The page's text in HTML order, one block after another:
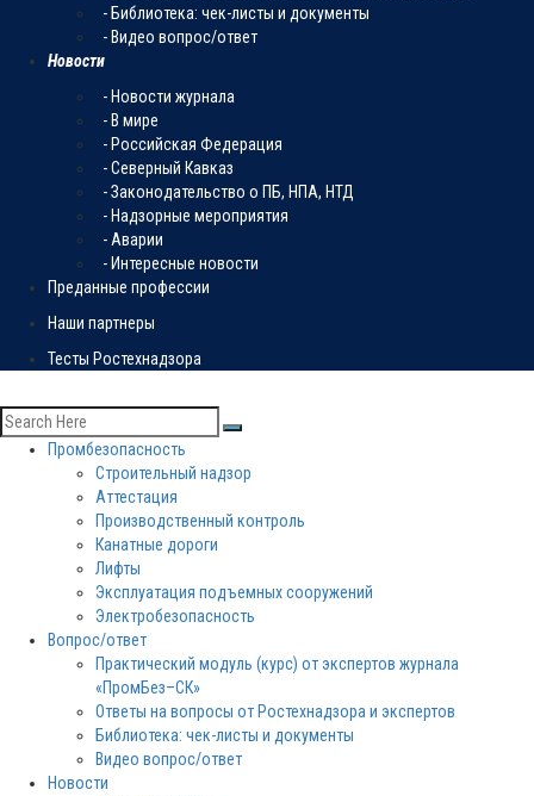
- Библиотека: чек-листы и документы
- Видео вопрос/ответ
Новости
- Новости журнала
- В мире
- Российская Федерация
- Северный Кавказ
- Законодательство о ПБ, НПА, НТД
- Надзорные мероприятия
- Аварии
- Интересные новости
Преданные профессии
Наши партнеры
Тесты Ростехнадзора
Промбезопасность
Строительный надзор
Аттестация
Производственный контроль
Канатные дороги
Лифты
Эксплуатация подъемных сооружений
Электробезопасность
Вопрос/ответ
Практический модуль (курс) от экспертов журнала
«ПромБез–СК»
Ответы на вопросы от Ростехнадзора и экспертов
Библиотека: чек-листы и документы
Видео вопрос/ответ
Новости